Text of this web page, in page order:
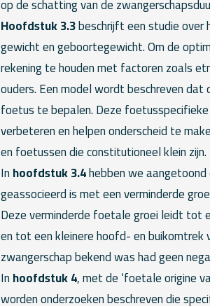
op de schatting van de
Hoofdstuk 3.3beschrijft een studie
gewicht en geboortegewicht. Om de
rekening te houden met factoren zoals
ouders. Een model wordt beschreven
foetus te bepalen. Deze
verbeteren en helpen onderscheid te
en foetussen die constitutioneel klein zijn.
Inhoofdstuk 3.4hebben we
geassocieerd is met een verminderde
Deze verminderde foetale groei leidt tot
en tot een kleinere hoofd- en
zwangerschap bekend was had geen
Inhoofdstuk 4, met de ‘foetale origine
worden onderzoeken beschreven die